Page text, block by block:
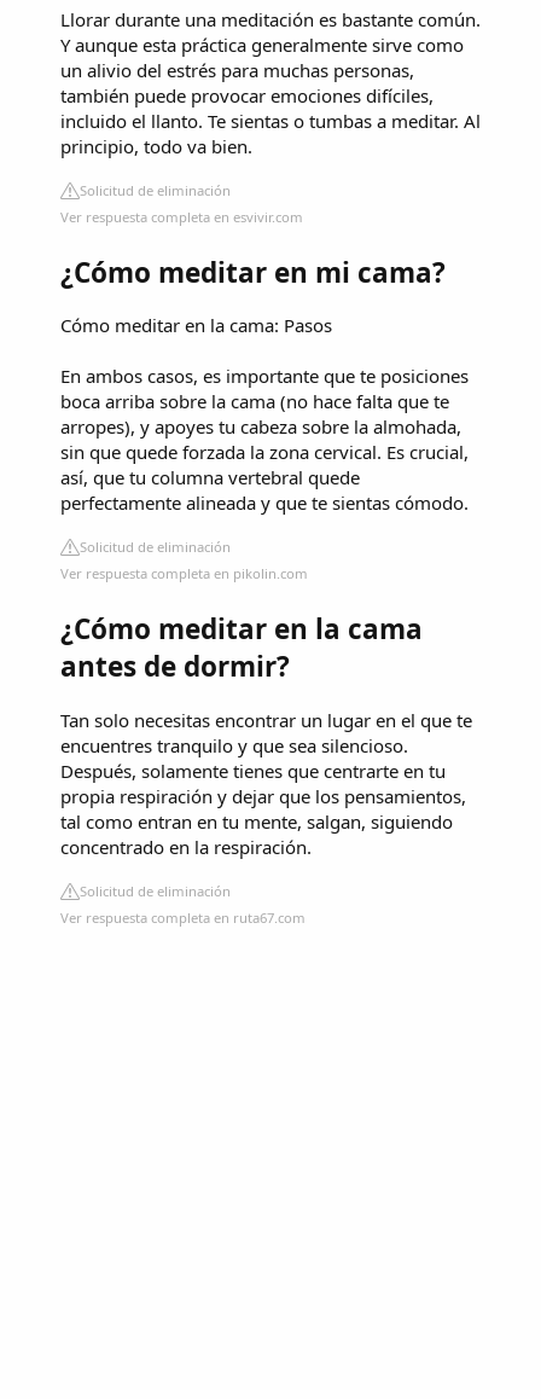
Llorar durante una meditación es bastante común.
Y aunque esta práctica generalmente sirve como
un alivio del estrés para muchas personas,
también puede provocar emociones difíciles,
incluido el llanto. Te sientas o tumbas a meditar. Al
principio, todo va bien.
Solicitud de eliminación
Ver respuesta completa en esvivir.com
¿Cómo meditar en mi cama?
Cómo meditar en la cama: Pasos
En ambos casos, es importante que te posiciones
boca arriba sobre la cama (no hace falta que te
arropes), y apoyes tu cabeza sobre la almohada,
sin que quede forzada la zona cervical. Es crucial,
así, que tu columna vertebral quede
perfectamente alineada y que te sientas cómodo.
Solicitud de eliminación
Ver respuesta completa en pikolin.com
¿Cómo meditar en la cama
antes de dormir?
Tan solo necesitas encontrar un lugar en el que te
encuentres tranquilo y que sea silencioso.
Después, solamente tienes que centrarte en tu
propia respiración y dejar que los pensamientos,
tal como entran en tu mente, salgan, siguiendo
concentrado en la respiración.
Solicitud de eliminación
Ver respuesta completa en ruta67.com